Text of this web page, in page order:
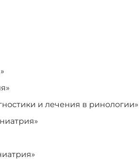
и лечения в ринологии»